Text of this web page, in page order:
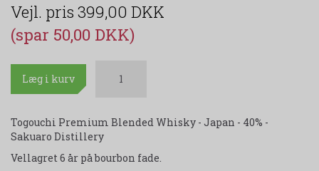
399,00 DKK
(spar 50,00 DKK)
Læg i kurv
Togouchi Premium Blended Whisky - Japan - 40% -
Sakuaro Distillery
Vellagret 6 år på bourbon fade.